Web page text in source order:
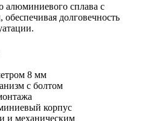
алюминиевого сплава с
долговечность
8 мм
с болтом
корпус
и механическим